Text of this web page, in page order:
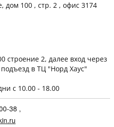
дом 100 , стр. 2 , офис 3174
2, далее вход через
в ТЦ "Норд Хаус"
с 10.00 - 18.00
38 ,